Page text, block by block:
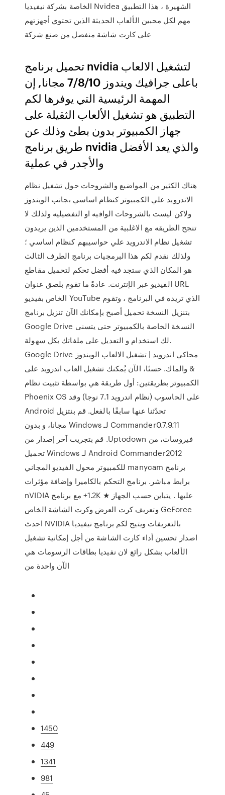
الخاصة بشركة نيفيديا Nvidea الشهيرة ، هذا التطبيق
مهم لكل محبين الألعاب الحديثة الذين تحتوي أجهزتهم
علي كارت شاشة منفصل من صنع شركة
تحميل برنامج nvidia لتشغيل الالعاب
باعلى جرافيك ويندوز 7/8/10 مجانا, إن
المهمة الرئيسية التي يوفرها لكم
التطبيق هو تشغيل الألعاب الثقيلة على
جهاز الكمبيوتر بدون بطئ وذلك عن
طريق برنامج nvidia والذي يعد الأفضل
والأجدر في عملية
هناك الكثير من المواضيع والشروحات حول تشغيل نظام
الاندرويد علي الكمبيوتر كنظام اساسي بجانب الويندوز
ولاكن ليست بالشروحات الوافيه او التفصيليه ولذلك لا
تنجح الطريقه مع الاغلبية من المستخدمين الذين يريدون
تشغيل نظام الاندرويد علي حواسيبهم كنظام اساسي ؛
ولذلك نقدم لكم هذا البرمجيات برنامج الطرف الثالث
هو المكان الذي ستجد فيه أفضل تحكم لتحميل مقاطع
الفيديو عبر الإنترنت. عادةً ما تقوم بلصق عنوان URL
الخاص بفيديو YouTube الذي تريده في البرنامج ، وتقوم
بتنزيل النسخة تحميل أصبح بإمكانك الآن تنزيل برنامج
Google Drive النسخة الخاصة بالكمبيوتر حتى يتسنى
لك استخدام و التعديل على ملفاتك بكل سهولة.
Google Drive محاكي اندرويد | تشغيل الالعاب الويندوز
& والماك. حسنًا، الآن يُمكنك تشغيل العاب اندرويد على
الكمبيوتر بطريقتين: أول طريقة هي بواسطة تثبيت نظام
Phoenix OS على الحاسوب (نظام اندرويد 7.1 نوجا) وقد
تحدّثنا عنها سابقًا بالفعل. ‫قم بنتزيل Android
Commander0.7.9.11 لـ Windows مجانا، و بدون
فيروسات، من Uptodown. قم بتجريب آخر إصدار من
Android Commander2012 لـ Windows تحميل
برنامج manycam للكمبيوتر محول الفيديو المجاني
برابط مباشر. برنامج التحكم بالكاميرا وإضافة مؤثرات
عليها . يتباين حسب الجهاز ★ 1.2K+ مع برنامج nVIDIA
GeForce وتعريف كرت العرض وكرت الشاشة الخاص
بالتعريفات ويتيح لكم برنامج نيفيديا NVIDIA احدث
اصدار تحسين أداء كارت الشاشة من أجل إمكانية تشغيل
الألعاب بشكل رائع لان نفيديا بطاقات الرسومات هي
الآن واحدة من
1450
449
1341
981